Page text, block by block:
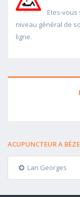
Etes-
niveau général de
ligne.
ACUPUNCTEUR A
Lan Georges